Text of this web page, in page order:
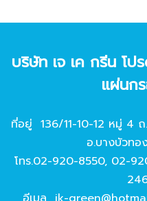
บริษัท เจ เค กรีน โ
แผ่นก
ที่อยู่ 136/11-10-12 หมู่ 4
อ.บางบัวทอ
โทร.02-920-8550, 02-